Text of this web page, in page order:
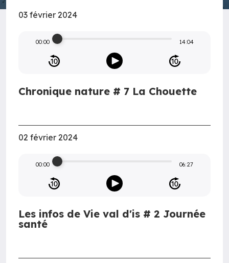
03 février 2024
00:00 14:04
Chronique nature # 7 La Chouette
02 février 2024
00:00 06:27
Les infos de Vie val d'is # 2 Journée
santé